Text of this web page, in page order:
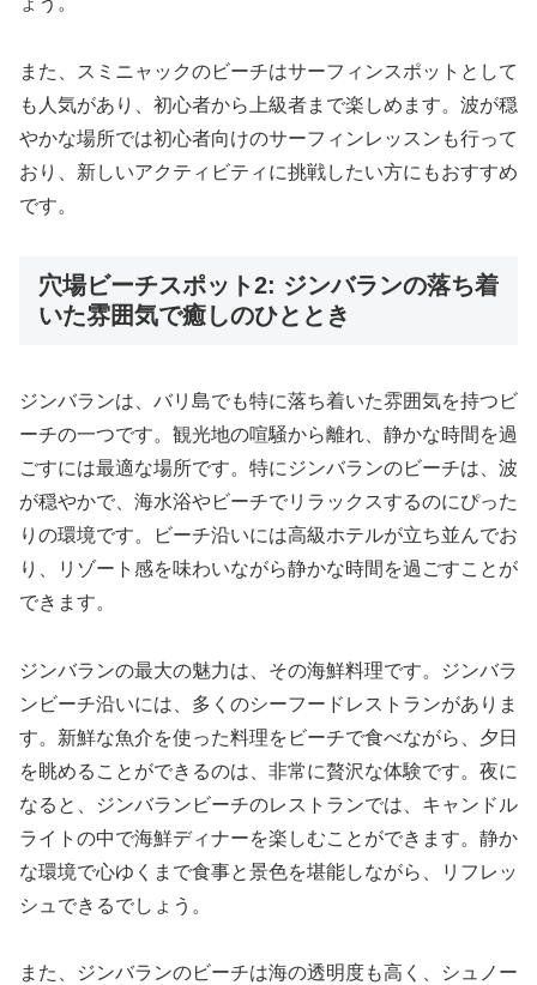
また、スミニャックのビーチはサーフィンスポットとして
も人気があり、初心者から上級者まで楽しめます。波が穏
やかな場所では初心者向けのサーフィンレッスンも行って
おり、新しいアクティビティに挑戦したい方にもおすすめ
です。
穴場ビーチスポット2: ジンバランの落ち着
いた雰囲気で癒しのひととき
ジンバランは、バリ島でも特に落ち着いた雰囲気を持つビ
ーチの一つです。観光地の喧騒から離れ、静かな時間を過
ごすには最適な場所です。特にジンバランのビーチは、波
が穏やかで、海水浴やビーチでリラックスするのにぴった
りの環境です。ビーチ沿いには高級ホテルが立ち並んでお
り、リゾート感を味わいながら静かな時間を過ごすことが
できます。
ジンバランの最大の魅力は、その海鮮料理です。ジンバラ
ンビーチ沿いには、多くのシーフードレストランがありま
す。新鮮な魚介を使った料理をビーチで食べながら、夕日
を眺めることができるのは、非常に贅沢な体験です。夜に
なると、ジンバランビーチのレストランでは、キャンドル
ライトの中で海鮮ディナーを楽しむことができます。静か
な環境で心ゆくまで食事と景色を堪能しながら、リフレッ
シュできるでしょう。
また、ジンバランのビーチは海の透明度も高く、シュノー